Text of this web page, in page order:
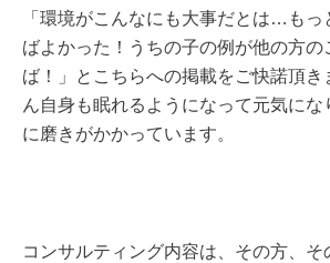
「環境がこんなにも大事だとは…も
ばよかった！うちの子の例が他の方の
ば！」とこちらへの掲載をご快諾頂き
ん自身も眠れるようになって元気にな
に磨きがかかっています。
コンサルティング内容は、その方、そ